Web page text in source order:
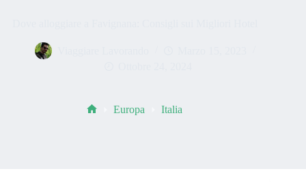
Europa Italia